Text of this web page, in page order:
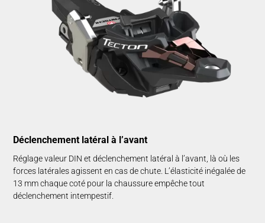
Déclenchement latéral à l’avant
Réglage valeur DIN et déclenchement latéral à l’avant, là où les
forces latérales agissent en cas de chute. L’élasticité inégalée de
13 mm chaque coté pour la chaussure empêche tout
déclenchement intempestif.